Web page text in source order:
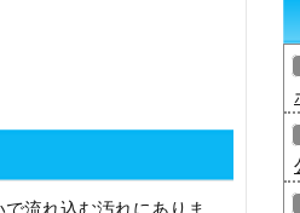
流れ込む汚れにありま